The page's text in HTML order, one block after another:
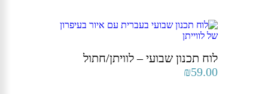
לוח תכנון שבועי – לוויתן/חתול
₪59.00